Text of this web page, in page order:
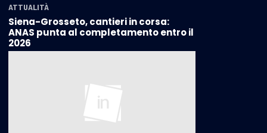
ATTUALITÀ
Siena-Grosseto, cantieri in corsa:
ANAS punta al completamento entro il
2026